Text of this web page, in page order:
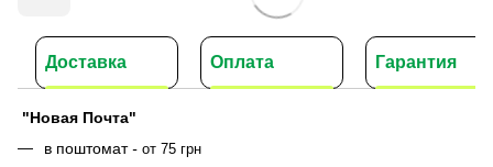
Доставка Оплата Гарантия
"Новая Почта"
в поштомат- от 75 грн